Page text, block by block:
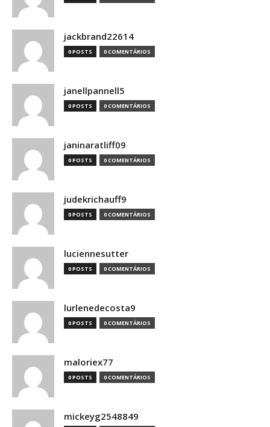
jackbrand22614
0 POSTS 0 COMENTÁRIOS
janellpannell5
0 POSTS 0 COMENTÁRIOS
janinaratliff09
0 POSTS 0 COMENTÁRIOS
judekrichauff9
0 POSTS 0 COMENTÁRIOS
luciennesutter
0 POSTS 0 COMENTÁRIOS
lurlenedecosta9
0 POSTS 0 COMENTÁRIOS
maloriex77
0 POSTS 0 COMENTÁRIOS
mickeyg2548849